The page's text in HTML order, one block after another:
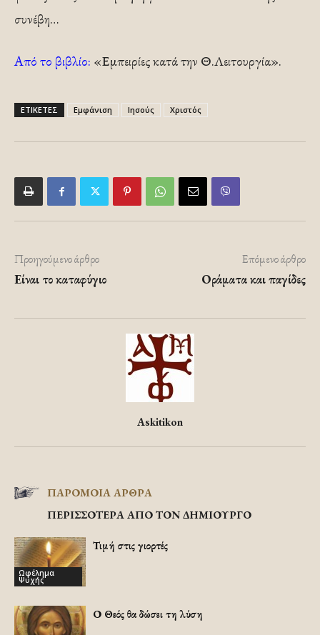
συνέβη…
Από το βιβλίο: «Εμπειρίες κατά την Θ.Λειτουργία».
ΕΤΙΚΕΤΕΣ Εμφάνιση Ιησούς Χριστός
Προηγούμενο άρθρο
Είναι το καταφύγιο
Επόμενο άρθρο
Οράματα και παγίδες
Askitikon
ΠΑΡΟΜΟΙΑ ΑΡΘΡΑ
ΠΕΡΙΣΣΟΤΕΡΑ ΑΠΟ ΤΟΝ ΔΗΜΙΟΥΡΓΟ
Ωφέλημα
Ψυχής
Τιμή στις γιορτές
Ο Θεός θα δώσει τη λύση